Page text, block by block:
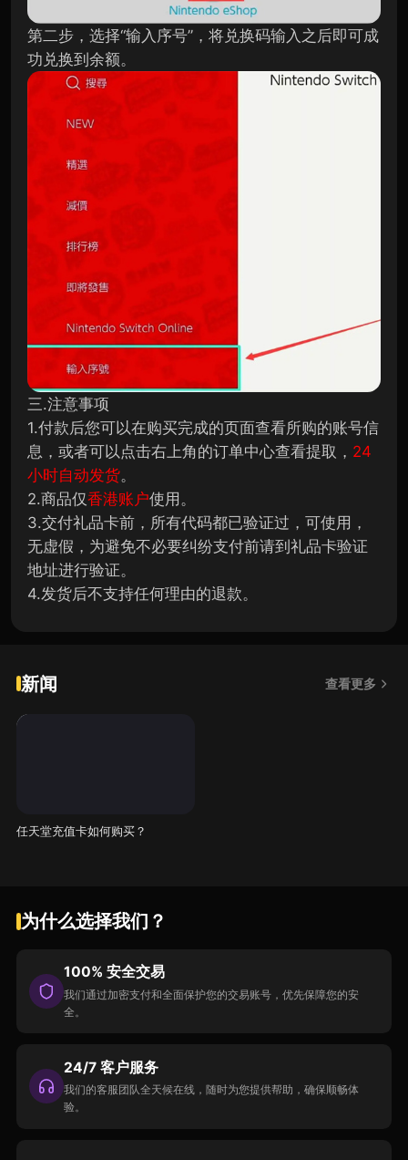
第二步，选择“输入序号”，将兑换码输入之后即可成
功兑换到余额。
三.注意事项
1.付款后您可以在购买完成的页面查看所购的账号信
息，或者可以点击右上角的订单中心查看提取， 24
小时自动发货。
2.商品仅香港账户使用。
3.交付礼品卡前，所有代码都已验证过，可使用，
无虚假，为避免不必要纠纷支付前请到礼品卡验证
地址进行验证。
4.发货后不支持任何理由的退款。
新闻 查看更多
任天堂充值卡如何购买？
为什么选择我们？
100% 安全交易
我们通过加密支付和全面保护您的交易账号，优先保障您的安
全。
24/7 客户服务
我们的客服团队全天候在线，随时为您提供帮助，确保顺畅体
验。